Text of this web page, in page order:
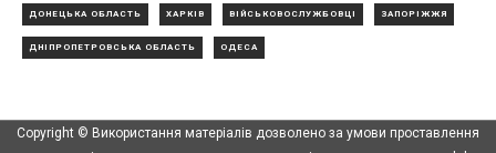
ДОНЕЦЬКА ОБЛАСТЬ ХАРКІВ ВІЙСЬКОВОСЛУЖБОВЦІ ЗАПОРІЖЖЯ
ДНІПРОПЕТРОВСЬКА ОБЛАСТЬ ОДЕСА
Copyright © Використання матеріалів дозволено за умови проставлення